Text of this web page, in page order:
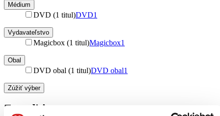
Médium
DVD (1 titul)DVD1
Vydavateľstvo
Magicbox (1 titul)Magicbox1
Obal
DVD obal (1 titul)DVD obal1
Zúžiť výber
Zoradiť